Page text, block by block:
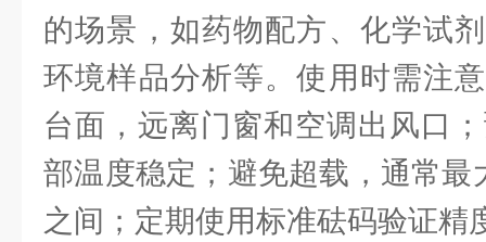
的场景，如药物配方、化学试
环境样品分析等。使用时需注
台面，远离门窗和空调出风口
部温度稳定；避免超载，通常
之间；定期使用标准砝码验证精